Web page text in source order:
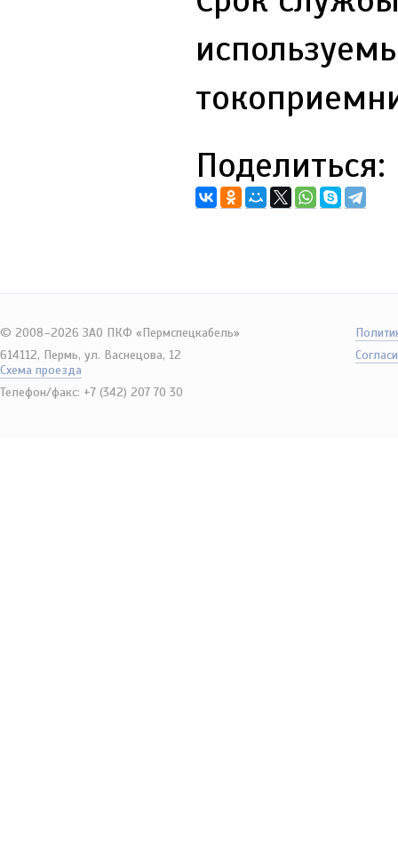
Поделиться:
© 2008–2026 ЗАО ПКФ «Пермспецкабель»
614112, Пермь, ул. Васнецова, 12
Схема проезда
Телефон/факс: +7 (342) 207 70 30